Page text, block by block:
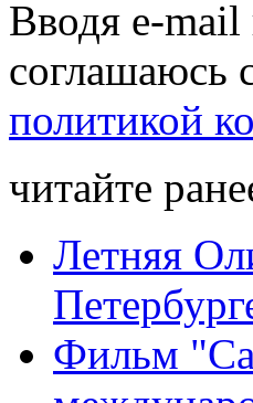
Вводя e-mail
соглашаюсь
политикой
читайте
Летняя
Фильм